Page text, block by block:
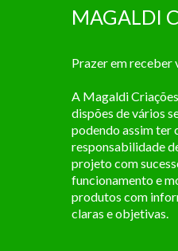
MAGALDI
Prazer em receber
A Magaldi
dispões de vários
podendo assim ter
responsabilidade
projeto com
funcionamento e
produtos com
claras e objetivas.